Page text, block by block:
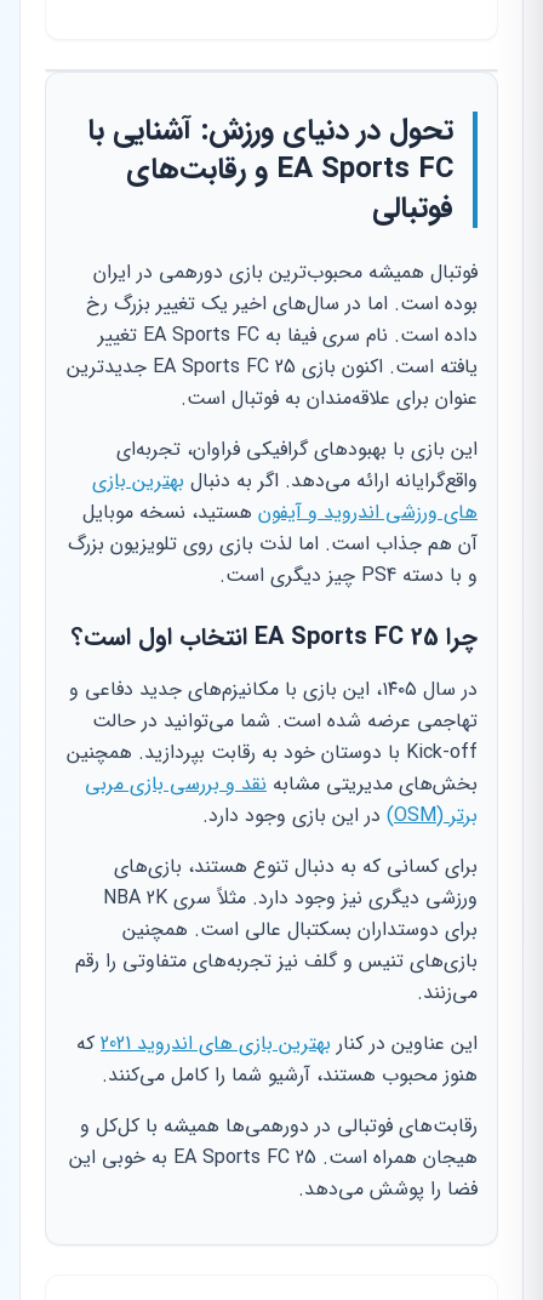
تحول در دنیای ورزش: آشنایی با
EA Sports FC و رقابت‌های
فوتبالی
فوتبال همیشه محبوب‌ترین بازی دورهمی در ایران
بوده است. اما در سال‌های اخیر یک تغییر بزرگ رخ
داده است. نام سری فیفا به EA Sports FC تغییر
یافته است. اکنون بازی EA Sports FC 25 جدیدترین
عنوان برای علاقه‌مندان به فوتبال است.
این بازی با بهبودهای گرافیکی فراوان، تجربه‌ای
واقع‌گرایانه ارائه می‌دهد. اگر به دنبال بهترین بازی
های ورزشی اندروید و آیفون هستید، نسخه موبایل
آن هم جذاب است. اما لذت بازی روی تلویزیون بزرگ
و با دسته PS4 چیز دیگری است.
چرا EA Sports FC 25 انتخاب اول است؟
در سال ۱۴۰۵، این بازی با مکانیزم‌های جدید دفاعی و
تهاجمی عرضه شده است. شما می‌توانید در حالت
Kick-off با دوستان خود به رقابت بپردازید. همچنین
بخش‌های مدیریتی مشابه نقد و بررسی بازی مربی
برتر (OSM)
در این بازی وجود دارد.
برای کسانی که به دنبال تنوع هستند، بازی‌های
ورزشی دیگری نیز وجود دارد. مثلاً سری NBA 2K
برای دوستداران بسکتبال عالی است. همچنین
بازی‌های تنیس و گلف نیز تجربه‌های متفاوتی را رقم
می‌زنند.
این عناوین در کنار بهترین بازی های اندروید 2021
که
هنوز محبوب هستند، آرشیو شما را کامل می‌کنند.
رقابت‌های فوتبالی در دورهمی‌ها همیشه با کل‌کل و
هیجان همراه است. EA Sports FC 25 به خوبی این
فضا را پوشش می‌دهد.